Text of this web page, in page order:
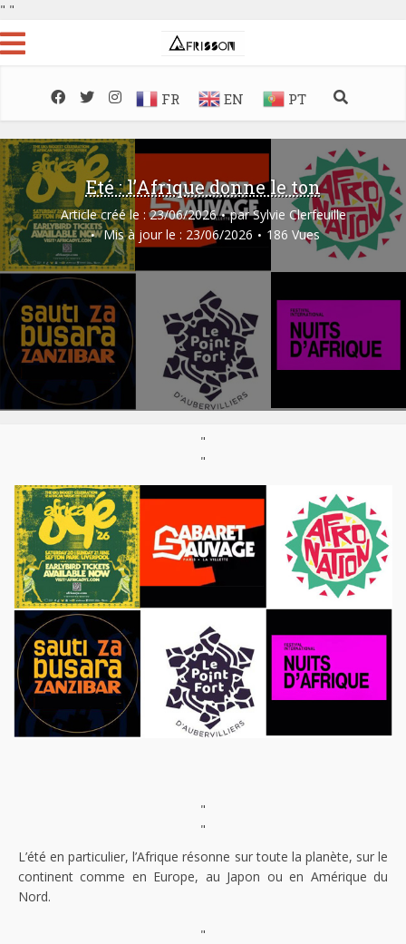
" "
FR EN PT
Eté : l’Afrique donne le ton
Article créé le : 23/06/2026 par Sylvie Clerfeuille
Mis à jour le : 23/06/2026
186 Vues
"
"
"
"
L’été en particulier, l’Afrique résonne sur toute la planète, sur le
continent comme en Europe, au Japon ou en Amérique du
Nord.
"